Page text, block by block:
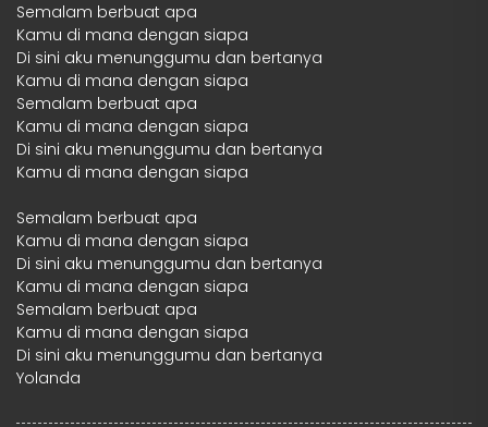
Semalam berbuat apa
Kamu di mana dengan siapa
Di sini aku menunggumu dan bertanya
Kamu di mana dengan siapa
Semalam berbuat apa
Kamu di mana dengan siapa
Di sini aku menunggumu dan bertanya
Kamu di mana dengan siapa
Semalam berbuat apa
Kamu di mana dengan siapa
Di sini aku menunggumu dan bertanya
Kamu di mana dengan siapa
Semalam berbuat apa
Kamu di mana dengan siapa
Di sini aku menunggumu dan bertanya
Yolanda